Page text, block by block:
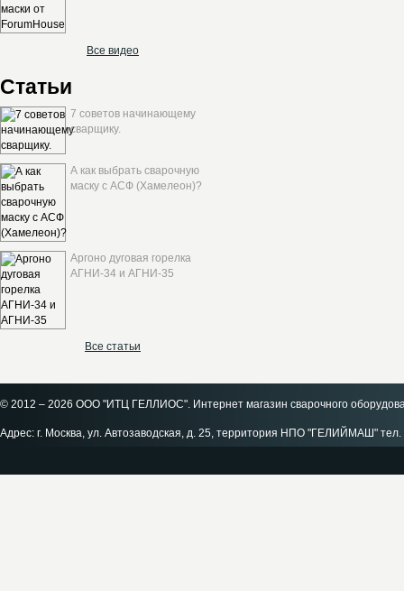
Все видео
Статьи
7 советов начинающему
сварщику.
А как выбрать сварочную
маску с АСФ (Хамелеон)?
Аргоно дуговая горелка
АГНИ-34 и АГНИ-35
Все статьи
© 2012 – 2026 ООО "ИТЦ ГЕЛЛИОС". Интернет магазин сварочного
Адрес: г. Москва, ул. Автозаводская, д. 25, территория НПО "ГЕЛИЙМАШ"